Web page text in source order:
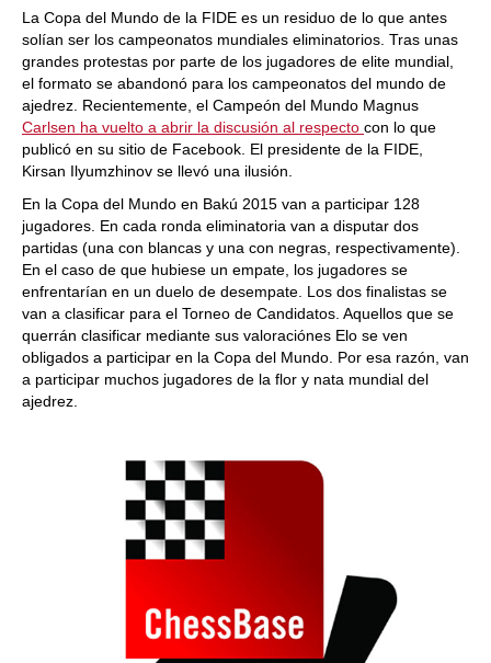
La Copa del Mundo de la FIDE es un residuo de lo que antes
solían ser los campeonatos mundiales eliminatorios. Tras unas
grandes protestas por parte de los jugadores de elite mundial,
el formato se abandonó para los campeonatos del mundo de
ajedrez. Recientemente, el Campeón del Mundo Magnus
Carlsen ha vuelto a abrir la discusión al respecto con lo que
publicó en su sitio de Facebook. El presidente de la FIDE,
Kirsan Ilyumzhinov se llevó una ilusión.
En la Copa del Mundo en Bakú 2015 van a participar 128
jugadores. En cada ronda eliminatoria van a disputar dos
partidas (una con blancas y una con negras, respectivamente).
En el caso de que hubiese un empate, los jugadores se
enfrentarían en un duelo de desempate. Los dos finalistas se
van a clasificar para el Torneo de Candidatos. Aquellos que se
querrán clasificar mediante sus valoraciónes Elo se ven
obligados a participar en la Copa del Mundo. Por esa razón, van
a participar muchos jugadores de la flor y nata mundial del
ajedrez.